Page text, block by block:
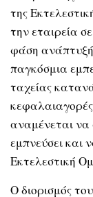
της
την εταιρεία
φάση
παγκόσμια
ταχείας
αναμένεται να
εμπνεύσει και
Εκτελεστική
O διορισμός